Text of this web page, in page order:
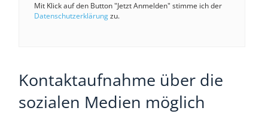
Mit Klick auf den Button "Jetzt Anmelden" stimme ich der
Datenschutzerklärungzu.
Kontaktaufnahme über die
sozialen Medien möglich